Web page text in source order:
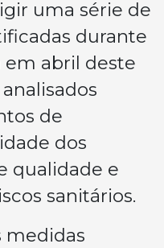
uma série de
durante
em abril deste
de
dos
qualidade e
sanitários.
medidas